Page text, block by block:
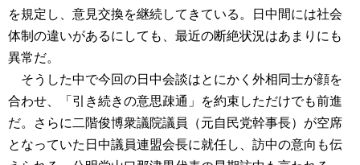
を規定し、意見交換を継続してきている。日中間には社会
体制の違いがあるにしても、最近の断絶状況はあまりにも
異常だ。
そうした中で今回の日中会談はとにかく外相同士が顔を
合わせ、「引き続きの意思疎通」を約束しただけでも前進
だ。さらに二階俊博衆議院議員（元自民党幹事長）が空席
となっていた日中議員連盟会長に就任し、訪中の意向も伝